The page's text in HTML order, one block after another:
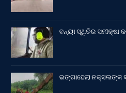
ବନ୍ୟା ସ୍ଥିତିର ସମୀକ୍ଷା
ଭଙ୍ଗାହେଲା ନକ୍ସଲଙ୍କ